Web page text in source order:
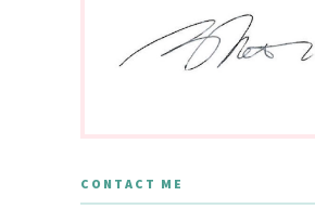
CONTACT ME